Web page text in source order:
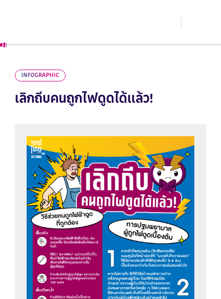
INFOGRAPHIC
เลิกถีบคนถูกไฟดูดได้แล้ว!